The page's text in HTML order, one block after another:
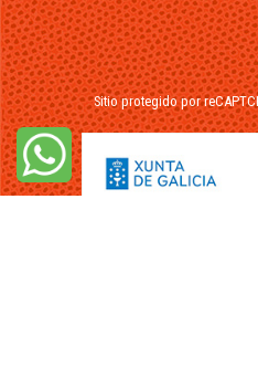
Sitio protegido por